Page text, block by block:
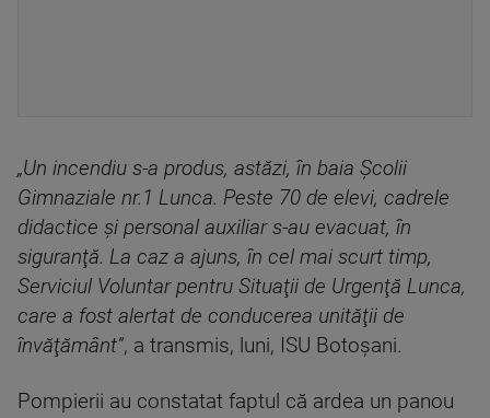
„Un incendiu s-a produs, astăzi, în baia Şcolii
Gimnaziale nr.1 Lunca. Peste 70 de elevi, cadrele
didactice şi personal auxiliar s-au evacuat, în
siguranţă. La caz a ajuns, în cel mai scurt timp,
Serviciul Voluntar pentru Situaţii de Urgenţă Lunca,
care a fost alertat de conducerea unităţii de
învăţământ”, a transmis, luni, ISU Botoşani.
Pompierii au constatat faptul că ardea un panou